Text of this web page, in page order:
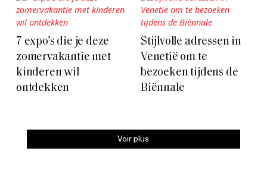
7 expo’s die je deze
zomervakantie met
kinderen wil
ontdekken
Stijlvolle adressen in
Venetië om te
bezoeken tijdens de
Biënnale
Voir plus